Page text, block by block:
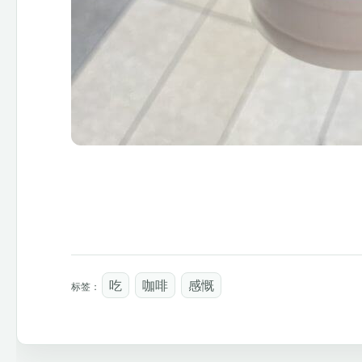
标签： 吃 咖啡 感慨